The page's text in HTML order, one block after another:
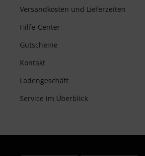
Versandkosten und Lieferzeiten
Hilfe-Center
Gutscheine
Kontakt
Ladengeschäft
Service im Überblick